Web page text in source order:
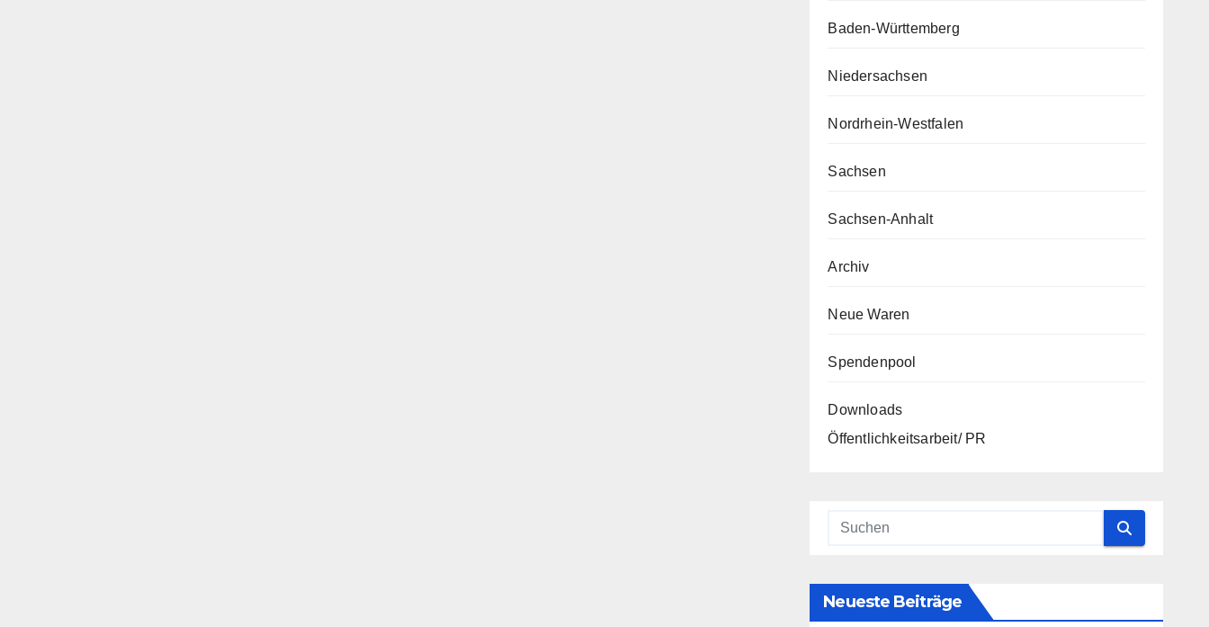
Baden-Württemberg
Niedersachsen
Nordrhein-Westfalen
Sachsen
Sachsen-Anhalt
Archiv
Neue Waren
Spendenpool
Downloads
Öffentlichkeitsarbeit/ PR
Neueste Beiträge